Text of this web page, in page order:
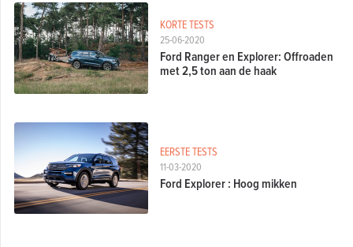
25-06-2020
KORTE TESTS
Ford Ranger en Explorer: Offroaden
met 2,5 ton aan de haak
11-03-2020
EERSTE TESTS
Ford Explorer : Hoog mikken